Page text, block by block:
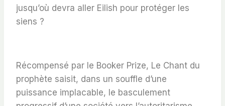
jusqu’où devra aller Eilish pour protéger les
siens ?
Récompensé par le Booker Prize, Le Chant du
prophète saisit, dans un souffle d’une
puissance implacable, le basculement